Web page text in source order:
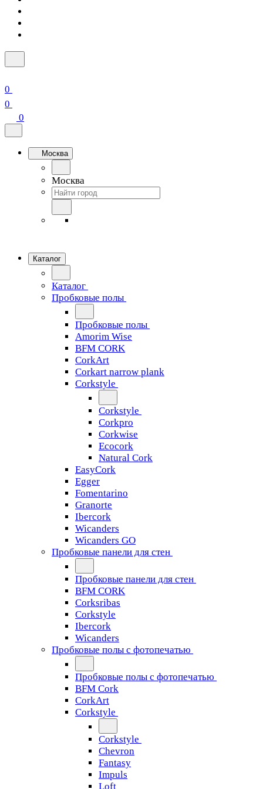
0
0
0
Москва
Москва
Каталог
Каталог
Пробковые полы
Пробковые полы
Amorim Wise
BFM CORK
CorkArt
Corkart narrow plank
Corkstyle
Corkstyle
Corkpro
Corkwise
Ecocork
Natural Cork
EasyCork
Egger
Fomentarino
Granorte
Ibercork
Wicanders
Wicanders GO
Пробковые панели для стен
Пробковые панели для стен
BFM CORK
Corksribas
Corkstyle
Ibercork
Wicanders
Пробковые полы с фотопечатью
Пробковые полы с фотопечатью
BFM Cork
CorkArt
Corkstyle
Corkstyle
Chevron
Fantasy
Impuls
Loft